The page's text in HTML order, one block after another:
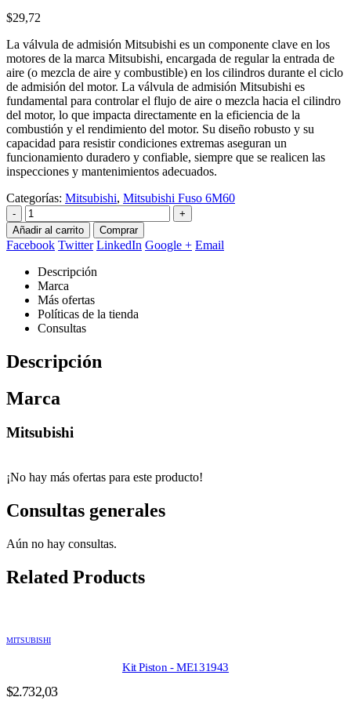
$29,72
La válvula de admisión Mitsubishi es un componente clave en los
motores de la marca Mitsubishi, encargada de regular la entrada de
aire (o mezcla de aire y combustible) en los cilindros durante el ciclo
de admisión del motor. La válvula de admisión Mitsubishi es
fundamental para controlar el flujo de aire o mezcla hacia el cilindro
del motor, lo que impacta directamente en la eficiencia de la
combustión y el rendimiento del motor. Su diseño robusto y su
capacidad para resistir condiciones extremas aseguran un
funcionamiento duradero y confiable, siempre que se realicen las
inspecciones y mantenimientos adecuados.
Categorías: Mitsubishi, Mitsubishi Fuso 6M60
-
+
Añadir al carrito
Comprar
Facebook Twitter LinkedIn Google + Email
Descripción
Marca
Más ofertas
Políticas de la tienda
Consultas
Descripción
Marca
Mitsubishi
¡No hay más ofertas para este producto!
Consultas generales
Aún no hay consultas.
Related Products
MITSUBISHI
Kit Piston - ME131943
$2.732,03